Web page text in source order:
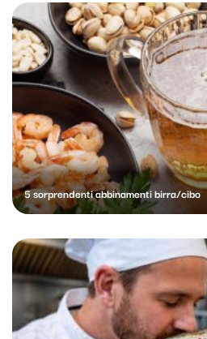
5 sorprendenti abbinamenti birra/cibo